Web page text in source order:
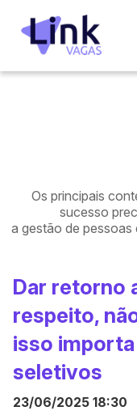
Os principais
sucesso
a gestão de
Dar retorno
respeito,
isso
seletivos
23/06/2025 18:30